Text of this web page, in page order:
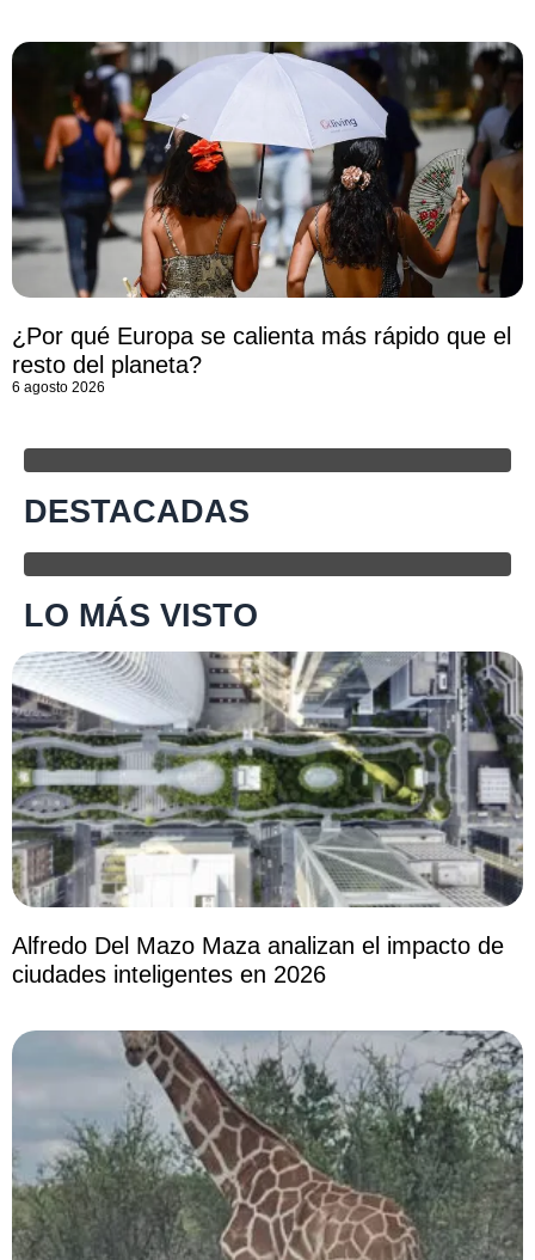
¿Por qué Europa se calienta más rápido que el
resto del planeta?
6 agosto 2026
DESTACADAS
LO MÁS VISTO
Alfredo Del Mazo Maza analizan el impacto de
ciudades inteligentes en 2026